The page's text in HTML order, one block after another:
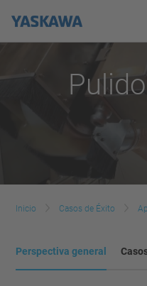
Inicio Casos de Éxito
Perspectiva general